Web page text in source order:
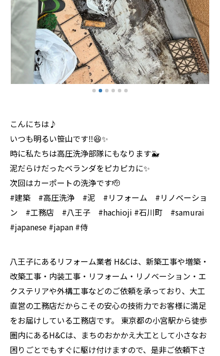
こんにちは♪
いつも明るい笹山です‼️😆✨
時に私たちは高圧洗浄部隊にもなります🐳
泥だらけだったベランダをピカピカに✨
次回はカーポートの洗浄です🫡
#建築 #高圧洗浄 #泥 #リフォーム #リノベーショ
ン #工務店 #八王子 #hachioji #石川町 #samurai
#japanese #japan #侍
八王子にあるリフォーム業者 H&Cは、新築工事や増築・
改築工事・内装工事・リフォーム・リノベーション・エ
クステリアや外構工事などのご依頼を承っており、大工
直営の工務店だからこその安心の技術力でお客様に満足
をお届けしている工務店です。 東京都の小宮駅から徒歩
圏内にあるH&Cは、まちのおかかえ大工として小さなお
困りごとでもすぐに駆け付けますので、是非ご依頼下さ